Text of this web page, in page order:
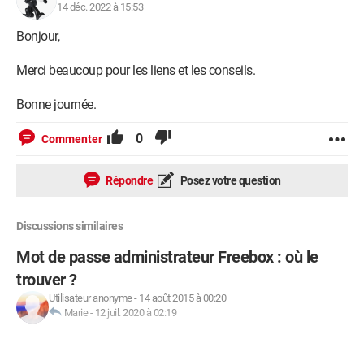
14 déc. 2022 à 15:53
Bonjour,
Merci beaucoup pour les liens et les conseils.
Bonne journée.
Commenter 0
Répondre Posez votre question
Discussions similaires
Mot de passe administrateur Freebox : où le
trouver ?
Utilisateur anonyme- 14 août 2015 à 00:20
Marie- 12 juil. 2020 à 02:19